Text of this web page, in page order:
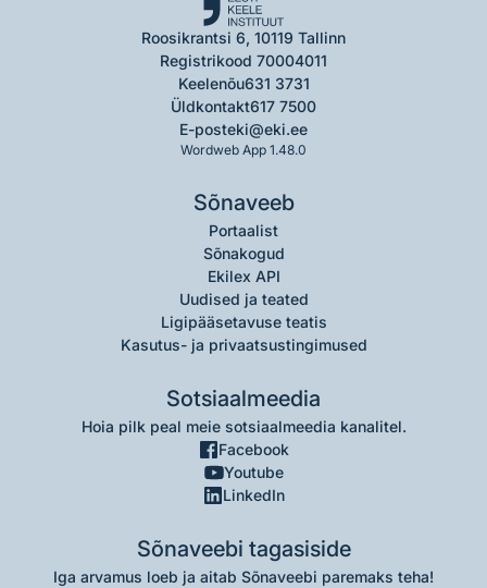
Roosikrantsi 6, 10119 Tallinn
Registrikood 70004011
Keelenõu631 3731
Üldkontakt617 7500
E-posteki@eki.ee
Wordweb App 1.48.0
Sõnaveeb
Portaalist
Sõnakogud
Ekilex API
Uudised ja teated
Ligipääsetavuse teatis
Kasutus- ja privaatsustingimused
Sotsiaalmeedia
Hoia pilk peal meie sotsiaalmeedia kanalitel.
Facebook
Youtube
LinkedIn
Sõnaveebi tagasiside
Iga arvamus loeb ja aitab Sõnaveebi paremaks teha!